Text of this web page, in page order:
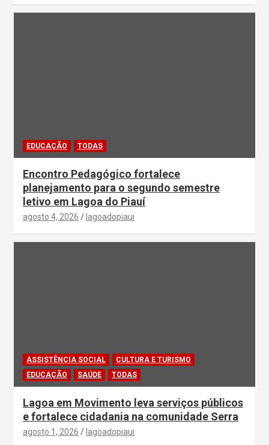
EDUCAÇÃO TODAS
Encontro Pedagógico fortalece
planejamento para o segundo semestre
letivo em Lagoa do Piauí
agosto 4, 2026 lagoadopiaui
ASSISTÊNCIA SOCIAL
CULTURA E TURISMO
EDUCAÇÃO
SAÚDE TODAS
Lagoa em Movimento leva serviços públicos
e fortalece cidadania na comunidade Serra
agosto 1, 2026 lagoadopiaui